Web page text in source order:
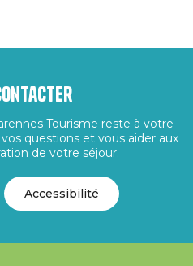
Tourisme reste à votre
questions et vous aider aux
de votre séjour.
Accessibilité